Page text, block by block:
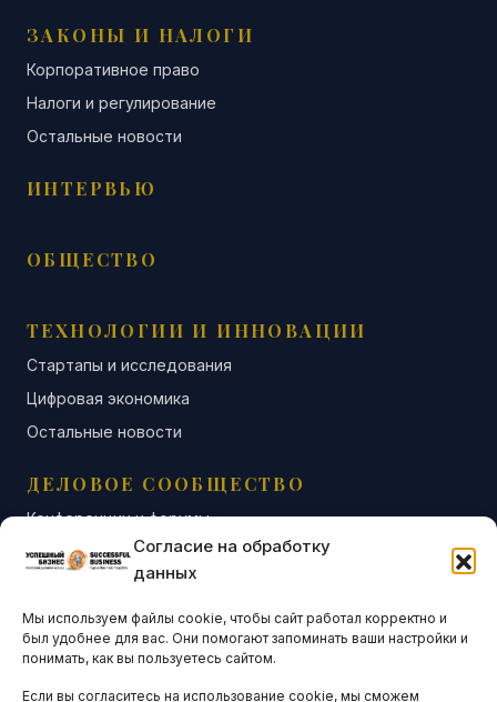
Согласие на обработку
данных
Мы используем файлы cookie, чтобы сайт работал корректно и
был удобнее для вас. Они помогают запоминать ваши настройки и
понимать, как вы пользуетесь сайтом.
Если вы согласитесь на использование cookie, мы сможем
ЗАКОНЫ И НАЛОГИ
Корпоративное право
Налоги и регулирование
Остальные новости
ИНТЕРВЬЮ
ОБЩЕСТВО
ТЕХНОЛОГИИ И ИННОВАЦИИ
Стартапы и исследования
Цифровая экономика
Остальные новости
ДЕЛОВОЕ СООБЩЕСТВО
Конференции и форумы
Бизнес-клубы и ассоциации
Остальные новости
АНАЛИТИКА И СТАТИСТИКА